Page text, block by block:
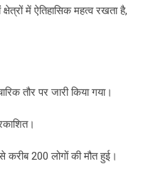
में ऐतिहासिक महत्व रखता है,
तौर पर जारी किया गया।
200 लोगों की मौत हुई।